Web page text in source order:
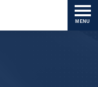
MENU